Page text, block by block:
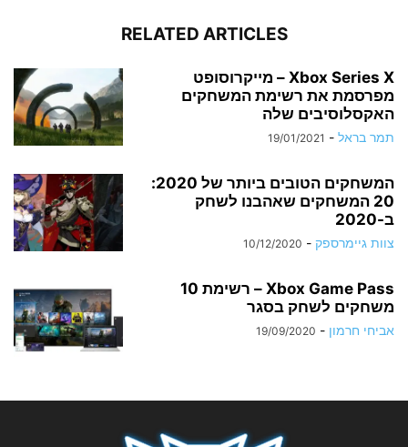
RELATED ARTICLES
Xbox Series X – מייקרוסופט
מפרסמת את רשימת המשחקים
האקסלוסיבים שלה
תמר בראל -
19/01/2021
המשחקים הטובים ביותר של 2020:
20 המשחקים שאהבנו לשחק
ב-2020
צוות גיימרספק -
10/12/2020
Xbox Game Pass – רשימת 10
משחקים לשחק בסגר
אביחי חרמון -
19/09/2020